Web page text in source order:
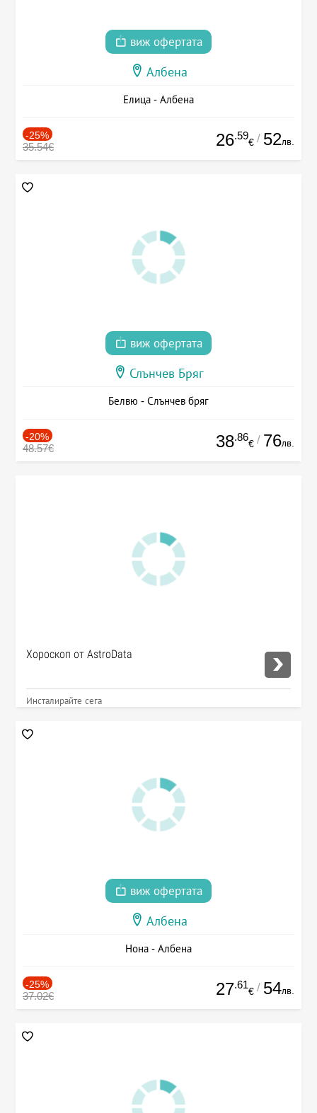
виж офертата
Албена
Елица - Албена
-25%
35.54€ 26.59
€ / 52лв.
виж офертата
Слънчев Бряг
Белвю - Слънчев бряг
-20%
48.57€ 38.86
€ / 76лв.
Хороскоп от AstroData
Инсталирайте сега
виж офертата
Албена
Нона - Албена
-25%
37.02€ 27.61
€ / 54лв.